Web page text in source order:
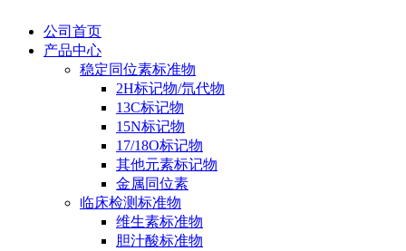
公司首页
产品中心
稳定同位素标准物
2H标记物/氘代物
13C标记物
15N标记物
17/18O标记物
其他元素标记物
金属同位素
临床检测标准物
维生素标准物
胆汁酸标准物